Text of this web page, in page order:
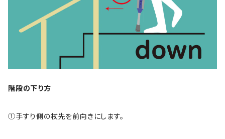
階段の下り方
①手すり側の杖先を前向きにします。